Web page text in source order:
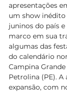
apresentações
um show
juninos do país
marco em sua
algumas das
do calendário
Campina
Petrolina (PE). A
expansão, com